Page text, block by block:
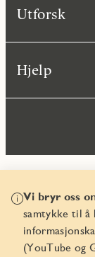
Vi bryr oss
samtykke til å
(YouTube og
Utforsk
Hjelp